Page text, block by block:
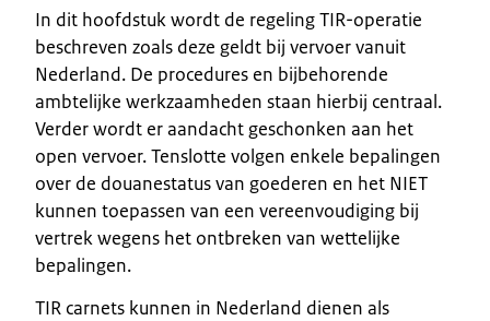
In dit hoofdstuk wordt de regeling TIR-operatie
beschreven zoals deze geldt bij vervoer vanuit
Nederland. De procedures en bijbehorende
ambtelijke werkzaamheden staan hierbij centraal.
Verder wordt er aandacht geschonken aan het
open vervoer. Tenslotte volgen enkele bepalingen
over de douanestatus van goederen en het NIET
kunnen toepassen van een vereenvoudiging bij
vertrek wegens het ontbreken van wettelijke
bepalingen.
TIR carnets kunnen in Nederland dienen als